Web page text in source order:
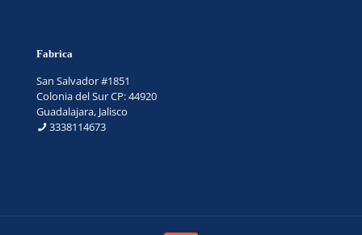
Fabrica
San Salvador #1851
Colonia del Sur CP: 44920
Guadalajara, Jalisco
3338114673